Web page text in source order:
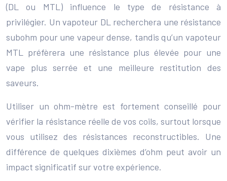
(DL ou MTL) influence le type de résistance à
privilégier. Un vapoteur DL recherchera une résistance
subohm pour une vapeur dense, tandis qu’un vapoteur
MTL préfèrera une résistance plus élevée pour une
vape plus serrée et une meilleure restitution des
saveurs.
Utiliser un ohm-mètre est fortement conseillé pour
vérifier la résistance réelle de vos coils, surtout lorsque
vous utilisez des résistances reconstructibles. Une
différence de quelques dixièmes d’ohm peut avoir un
impact significatif sur votre expérience.